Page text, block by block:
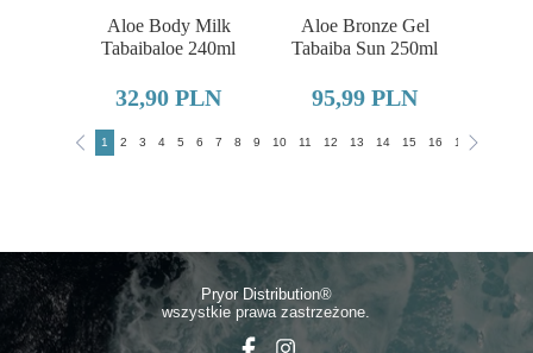
Aloe Body Milk
Tabaibaloe 240ml
32,90 PLN
Aloe Bronze Gel
Tabaiba Sun 250ml
95,99 PLN
1 2 3 4 5 6 7 8 9 10 11 12 13 14 15 16 17
Pryor Distribution®
wszystkie prawa zastrzeżone.